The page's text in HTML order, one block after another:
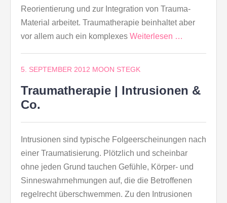
Reorientierung und zur Integration von Trauma-
Material arbeitet. Traumatherapie beinhaltet aber
vor allem auch ein komplexes Weiterlesen …
5. SEPTEMBER 2012 MOON STEGK
Traumatherapie | Intrusionen &
Co.
Intrusionen sind typische Folgeerscheinungen nach
einer Traumatisierung. Plötzlich und scheinbar
ohne jeden Grund tauchen Gefühle, Körper- und
Sinneswahrnehmungen auf, die die Betroffenen
regelrecht überschwemmen. Zu den Intrusionen